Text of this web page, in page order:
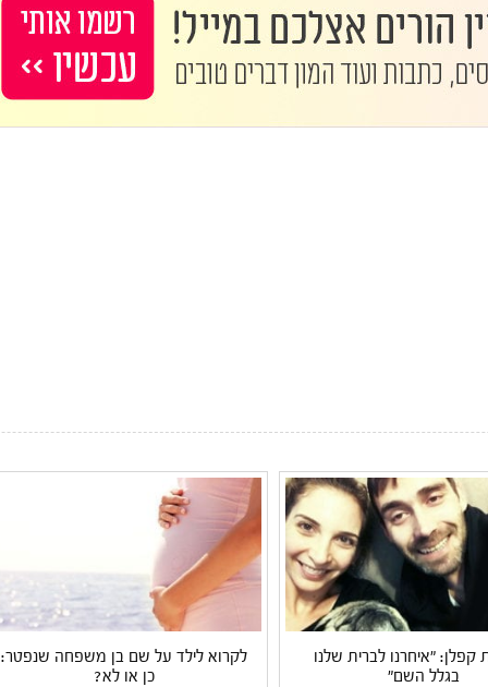
"איחרנו לברית שלנו
בגלל השם"
לקרוא לילד על שם בן משפחה שנפטר:
כן או לא?